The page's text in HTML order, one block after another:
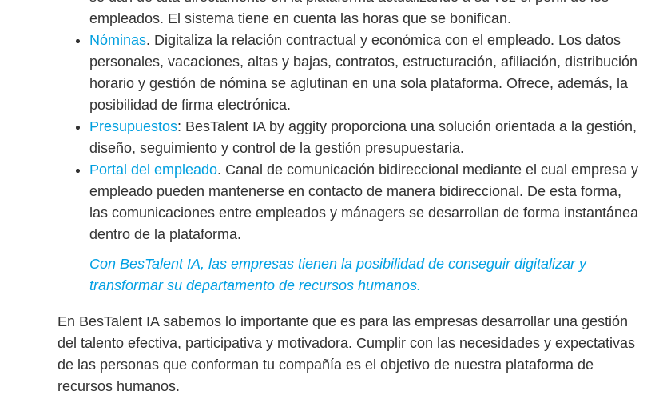
empleados. El sistema tiene en cuenta las horas que se bonifican.
Nóminas. Digitaliza la relación contractual y económica con el empleado. Los datos
personales, vacaciones, altas y bajas, contratos, estructuración, afiliación, distribución
horario y gestión de nómina se aglutinan en una sola plataforma. Ofrece, además, la
posibilidad de firma electrónica.
Presupuestos: BesTalent IA by aggity proporciona una solución orientada a la gestión,
diseño, seguimiento y control de la gestión presupuestaria.
Portal del empleado. Canal de comunicación bidireccional mediante el cual empresa y
empleado pueden mantenerse en contacto de manera bidireccional. De esta forma,
las comunicaciones entre empleados y mánagers se desarrollan de forma instantánea
dentro de la plataforma.
Con BesTalent IA, las empresas tienen la posibilidad de conseguir digitalizar y
transformar su departamento de recursos humanos.
En BesTalent IA sabemos lo importante que es para las empresas desarrollar una gestión
del talento efectiva, participativa y motivadora. Cumplir con las necesidades y expectativas
de las personas que conforman tu compañía es el objetivo de nuestra plataforma de
recursos humanos.